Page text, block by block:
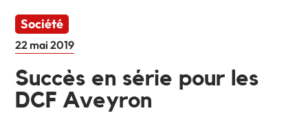
Société
22 mai 2019
Succès en série pour les
DCF Aveyron